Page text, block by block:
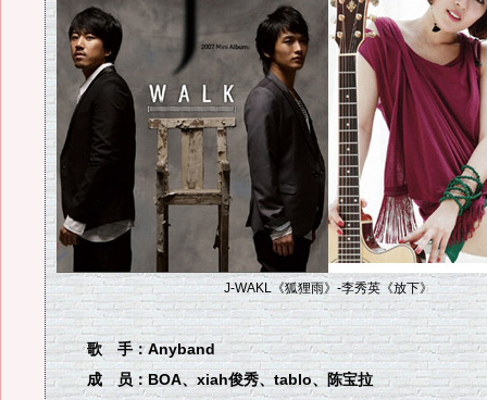
J-WAKL《狐狸雨》-李秀英《放下》
歌 手：Anyband
成 员：BOA、xiah俊秀、tablo、陈宝拉